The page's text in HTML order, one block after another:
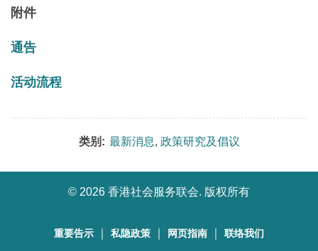
附件
通告
活动流程
类别: 最新消息, 政策研究及倡议
© 2026 香港社会服务联会. 版权所有
重要告示 私隐政策 网页指南 联络我们